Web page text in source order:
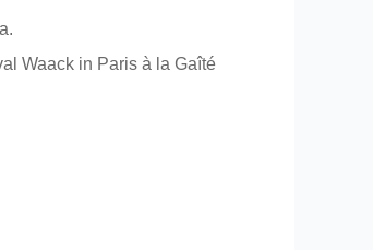
Waack in Paris à la Gaîté